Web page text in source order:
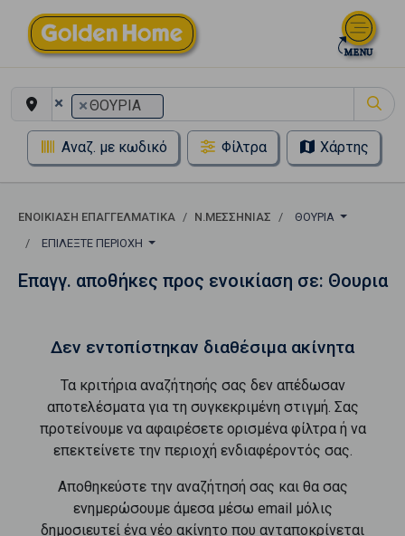
× ×ΘΟΥΡΙΑ
Αναζ. με κωδικό Φίλτρα Χάρτης
ΕΝΟΙΚΊΑΣΗ ΕΠΑΓΓΕΛΜΑΤΙΚΆ Ν.ΜΕΣΣΗΝΙΑΣ
ΘΟΥΡΙΑ
ΕΠΙΛΈΞΤΕ ΠΕΡΙΟΧΉ
Επαγγ. αποθήκες προς ενοικίαση σε: Θουρια
Δεν εντοπίστηκαν διαθέσιμα ακίνητα
Τα κριτήρια αναζήτησής σας δεν απέδωσαν
αποτελέσματα για τη συγκεκριμένη στιγμή. Σας
προτείνουμε να αφαιρέσετε ορισμένα φίλτρα ή να
επεκτείνετε την περιοχή ενδιαφέροντός σας.
Αποθηκεύστε την αναζήτησή σας και θα σας
ενημερώσουμε άμεσα μέσω email μόλις
δημοσιευτεί ένα νέο ακίνητο που ανταποκρίνεται